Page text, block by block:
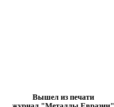
Вышел из печати